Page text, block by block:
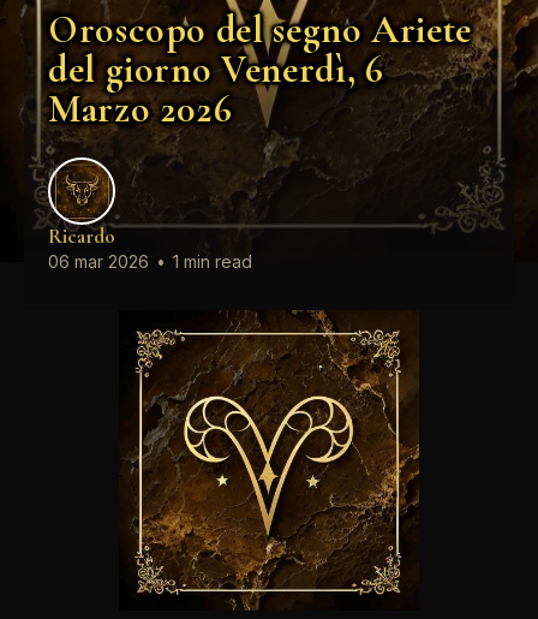
Oroscopo del segno Ariete
del giorno Venerdì, 6
Marzo 2026
Ricardo
06 mar 2026 • 1 min read